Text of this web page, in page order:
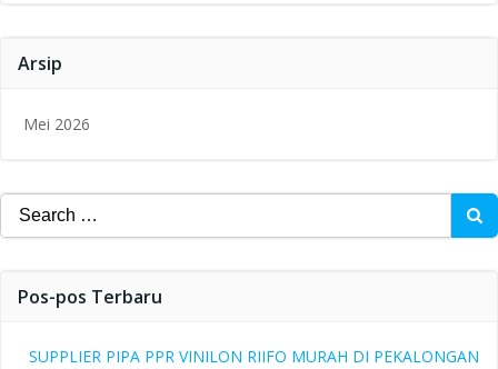
Arsip
Mei 2026
Search
for:
Pos-pos Terbaru
SUPPLIER PIPA PPR VINILON RIIFO MURAH DI PEKALONGAN